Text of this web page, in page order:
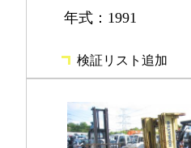
年式：1991
検証リスト追加